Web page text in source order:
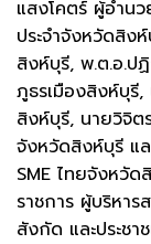
แสงโคตร์ ผู้อำน
ประจำจังหวัดสิ
สิงห์บุรี, พ.ต.อ.
ภูธรเมืองสิงห์บุรี
สิงห์บุรี, นายวิจิต
จังหวัดสิงห์บุรี แ
SME ไทยจังหวั
ราชการ ผู้บริหาร
สังกัด และประช